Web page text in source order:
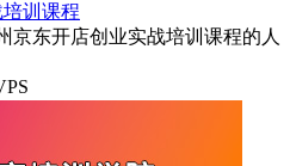
训课程
京东开店创业实战培训课程的人